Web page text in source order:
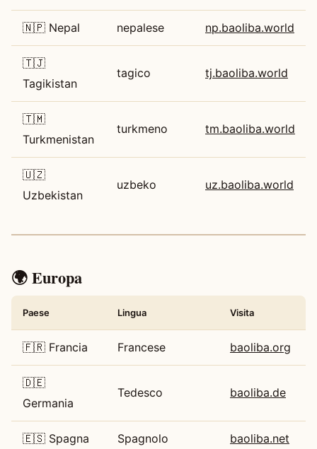
🇳🇵 Nepal nepalese np.baoliba.world
🇹🇯
Tagikistan
tagico tj.baoliba.world
🇹🇲
Turkmenistan
turkmeno tm.baoliba.world
🇺🇿
Uzbekistan
uzbeko uz.baoliba.world
🌍 Europa
Paese Lingua Visita
🇫🇷 Francia Francese baoliba.org
🇩🇪
Germania
Tedesco baoliba.de
🇪🇸 Spagna Spagnolo baoliba.net